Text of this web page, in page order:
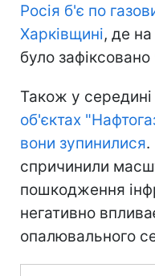
Росія б'є по
Харківщині, де
було
Також у середині
об'єктах
вони зупинилися.
спричинили
пошкодження
негативно
опалювального